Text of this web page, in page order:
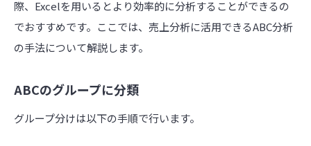
際、Excelを用いるとより効率的に分析することができるの
でおすすめです。ここでは、売上分析に活用できるABC分析
の手法について解説します。
ABCのグループに分類
グループ分けは以下の手順で行います。